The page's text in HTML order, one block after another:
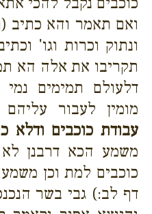
ואם תאמר והא כתיב
ונתוק וכרות וגו'
תקריבו את אלה הא
דלעולם תמימים
מומין לעבור
עבודת כוכבים ודלא
משמע הכא דרבנן
כוכבים למת וכן
דף לב:) גבי בשר